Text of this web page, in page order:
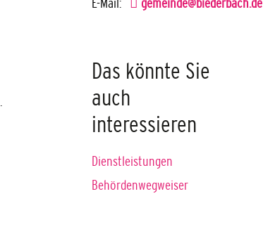
Das könnte Sie
auch
interessieren
Dienstleistungen
Behördenwegweiser